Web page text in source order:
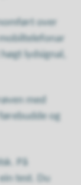
over
lydsignal,
med
og
På
test. Du